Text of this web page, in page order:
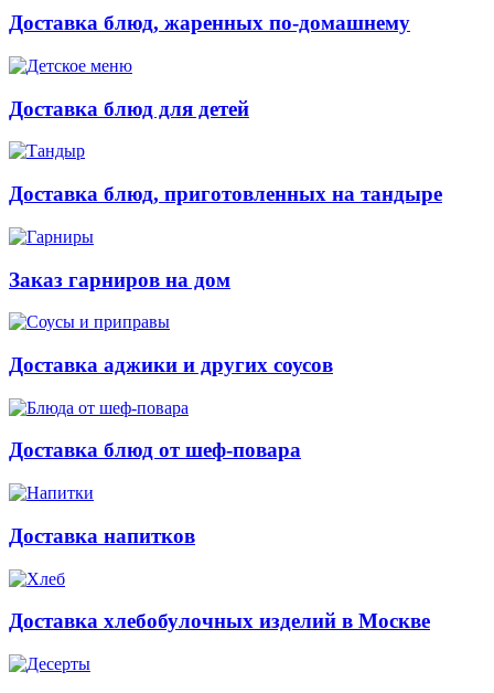
Доставка блюд, жаренных по-домашнему
Доставка блюд для детей
Доставка блюд, приготовленных на тандыре
Заказ гарниров на дом
Доставка аджики и других соусов
Доставка блюд от шеф-повара
Доставка напитков
Доставка хлебобулочных изделий в Москве